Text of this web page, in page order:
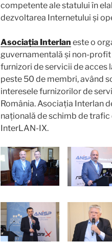
competente ale statului în
dezvoltarea Internetului și
Asociația Interlan este o
guvernamentală și non-
furnizori de servicii de acces
peste 50 de membri, având
interesele furnizorilor de
România. Asociația Interlan
națională de schimb de
InterLAN-IX.